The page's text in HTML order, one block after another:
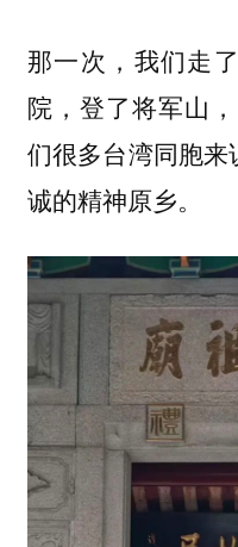
那一次，我们走
院，登了将军山
们很多台湾同胞
诚的精神原乡。